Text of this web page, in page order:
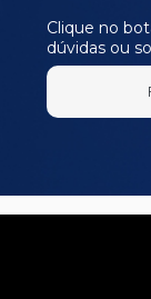
Clique no
dúvidas ou